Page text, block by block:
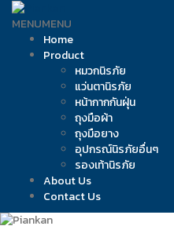
Skip
content
MENUMENU
Home
Product
หมวกนิรภัย
แว่นตานิรภัย
หน้ากากกันฝุ่น
ถุงมือผ้า
ถุงมือยาง
อุปกรณ์นิรภัยอื่นๆ
รองเท้านิรภัย
About Us
Contact Us